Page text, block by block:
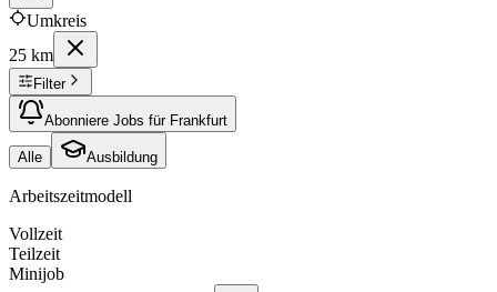
Umkreis
25 km
Filter
Abonniere Jobs für Frankfurt
Alle Ausbildung
Arbeitszeitmodell
Vollzeit
Teilzeit
Minijob